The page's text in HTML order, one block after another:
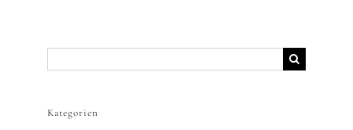
nach:
Kategorien